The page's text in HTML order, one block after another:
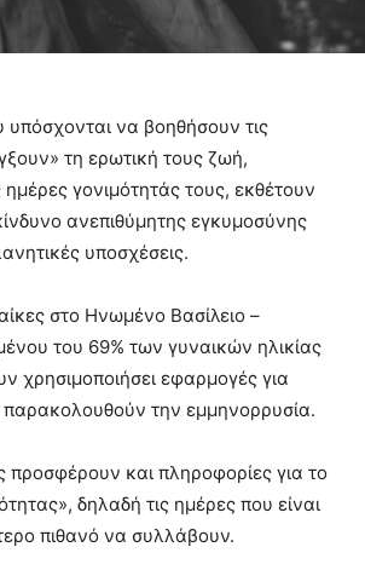
υπόσχονται να βοηθήσουν τις
τη ερωτική τους ζωή,
γονιμότητάς τους, εκθέτουν
ανεπιθύμητης εγκυμοσύνης
υποσχέσεις.
στο Ηνωμένο Βασίλειο –
του 69% των γυναικών ηλικίας
χρησιμοποιήσει εφαρμογές για
την εμμηνορρυσία.
προσφέρουν και πληροφορίες για το
δηλαδή τις ημέρες που είναι
πιθανό να συλλάβουν.